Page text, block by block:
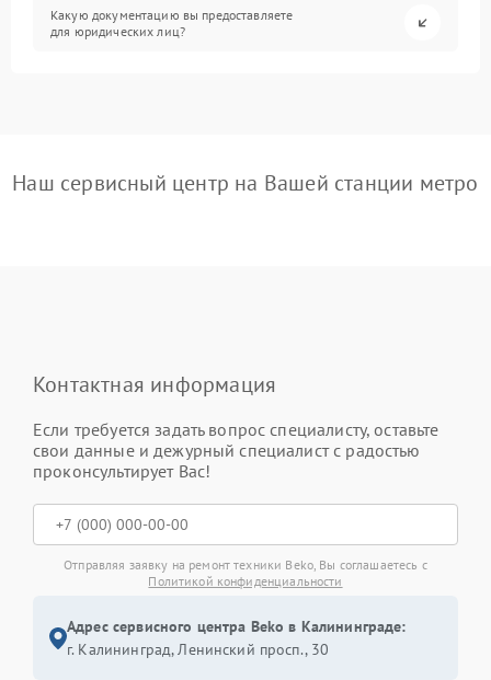
Какую документацию вы предоставляете
для юридических лиц?
Наш сервисный центр на Вашей станции метро
Контактная информация
Если требуется задать вопрос специалисту, оставьте
свои данные и дежурный специалист с радостью
проконсультирует Вас!
Отправляя заявку на ремонт техники Beko, Вы соглашаетесь с
Политикой конфиденциальности
Адрес сервисного центра Beko в Калининграде:
г. Калининград, Ленинский просп., 30